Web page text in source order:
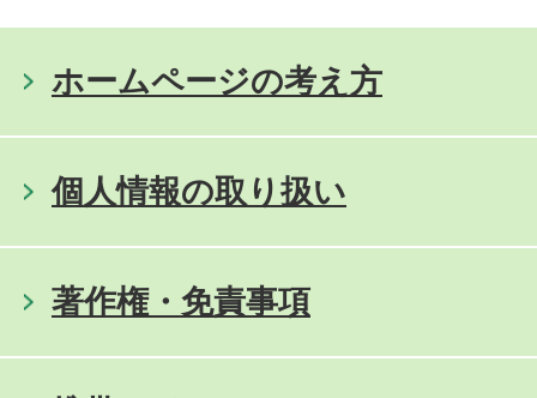
ホームページの考え方
個人情報の取り扱い
著作権・免責事項